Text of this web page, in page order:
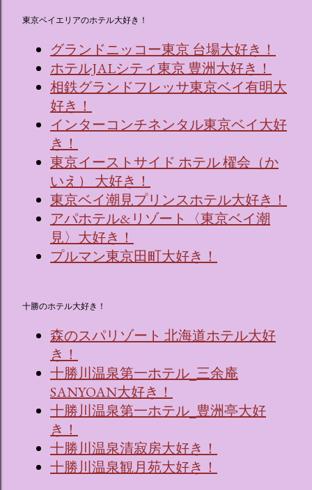
東京ベイエリアのホテル大好き！
グランドニッコー東京 台場大好き！
ホテルJALシティ東京 豊洲大好き！
相鉄グランドフレッサ東京ベイ有明大
好き！
インターコンチネンタル東京ベイ大好
き！
東京イーストサイド ホテル 櫂会（か
いえ） 大好き！
東京ベイ潮見プリンスホテル大好き！
アパホテル&リゾート〈東京ベイ潮
見〉大好き！
プルマン東京田町大好き！
十勝のホテル大好き！
森のスパリゾート 北海道ホテル大好
き！
十勝川温泉第一ホテル_三余庵
SANYOAN大好き！
十勝川温泉第一ホテル_豊洲亭大好
き！
十勝川温泉清寂房大好き！
十勝川温泉観月苑大好き！